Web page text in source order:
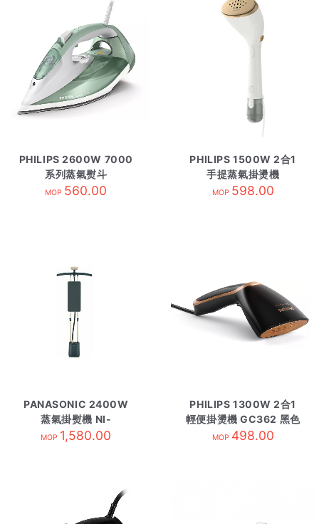
PHILIPS 2600W 7000
系列蒸氣熨斗
DST7012/70 淺綠色
MOP 560.00
PHILIPS 1500W 2合1
手提蒸氣掛燙機
STH7030/16 白色
MOP 598.00
PANASONIC 2400W
蒸氣掛熨機 NI-
GWG090
MOP 1,580.00
PHILIPS 1300W 2合1
輕便掛燙機 GC362 黑色
MOP 498.00